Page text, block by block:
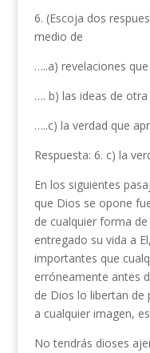
6. (Escoja dos
medio de
…..a) revelaciones
…. b) las ideas de
…..c) la verdad que
Respuesta: 6. c) la
En los siguientes
que Dios se opone
de cualquier forma
entregado su vida a
importantes que
erróneamente antes
de Dios lo libertan de
a cualquier imagen,
No tendrás dioses